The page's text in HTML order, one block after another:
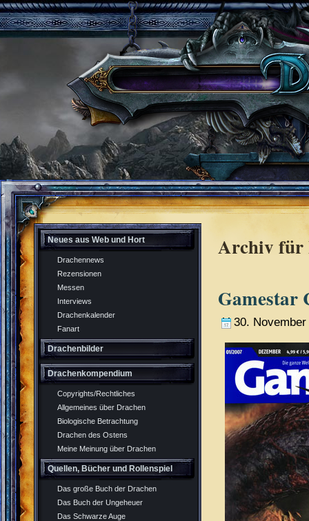
Neues aus Web und Hort
Drachennews
Rezensionen
Messen
Interviews
Drachenkalender
Fanart
Drachenbilder
Drachenkompendium
Copyrights/Rechtliches
Allgemeines über Drachen
Biologische Betrachtung
Drachen des Ostens
Meine Meinung über Drachen
Quellen, Bücher und Rollenspiel
Das große Buch der Drachen
Das Buch der Ungeheuer
Das Schwarze Auge
Archiv für
Gamestar
30.